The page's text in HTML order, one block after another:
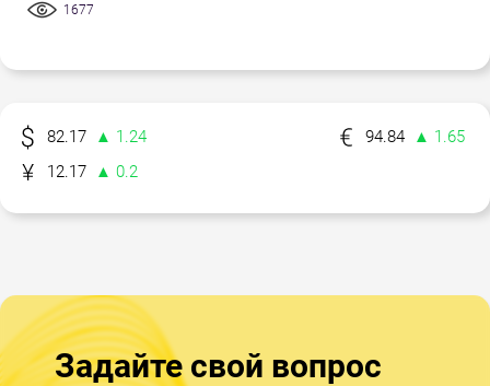
1677
82.17 ▲ 1.24 94.84
▲ 1.65
12.17
▲ 0.2
Задайте свой вопрос